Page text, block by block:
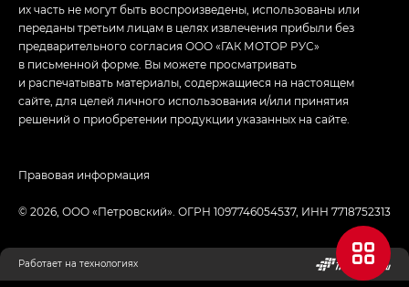
их часть не могут быть воспроизведены, использованы или
переданы третьим лицам в целях извлечения прибыли без
предварительного согласия ООО «ГАК МОТОР РУС»
в письменной форме. Вы можете просматривать
и распечатывать материалы, содержащиеся на настоящем
сайте, для целей личного использования и/или принятия
решений о приобретении продукции указанных на сайте.
© 2026, ООО «‎Петровский»‎. ОГРН 1097746054537, ИНН 7718752313
Правовая информация
Работает на технологиях